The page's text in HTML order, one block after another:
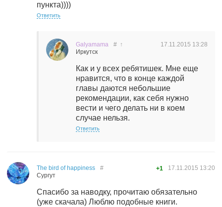
пункта))))
Ответить
Galyamama
Иркутск
17.11.2015 13:28
# ↑
Как и у всех ребятишек. Мне еще
нравится, что в конце каждой
главы даются небольшие
рекомендации, как себя нужно
вести и чего делать ни в коем
случае нельзя.
Ответить
The bird of happiness
Сургут
17.11.2015 13:20
# +1
Спасибо за наводку, прочитаю обязательно
(уже скачала) Люблю подобные книги.